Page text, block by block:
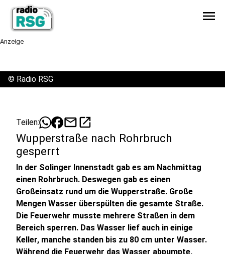
menu
Anzeige
© Radio RSG
Teilen: mailopen_in_new
Wupperstraße nach Rohrbruch
gesperrt
In der Solinger Innenstadt gab es am Nachmittag
einen Rohrbruch. Deswegen gab es einen
Großeinsatz rund um die Wupperstraße. Große
Mengen Wasser überspülten die gesamte Straße.
Die Feuerwehr musste mehrere Straßen in dem
Bereich sperren. Das Wasser lief auch in einige
Keller, manche standen bis zu 80 cm unter Wasser.
Während die Feuerwehr das Wasser abpumpte,